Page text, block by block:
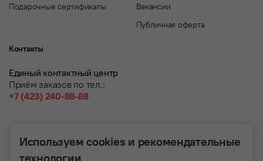
Подарочные сертификаты
Вакансии
Публичная оферта
Контакты
Единый контактный центр
Приём заказов по тел.:
+7 (423) 240-88-88
Используем cookies и рекомендательные
технологии